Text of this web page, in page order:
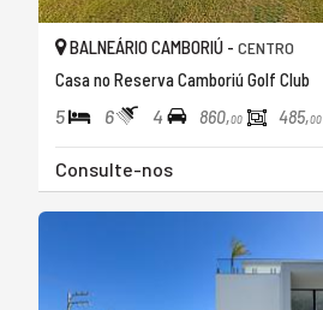
BALNEÁRIO CAMBORIÚ - CENTRO
Casa no Reserva Camboriú Golf Club
5 6 4 860,00 485,00
Consulte-nos